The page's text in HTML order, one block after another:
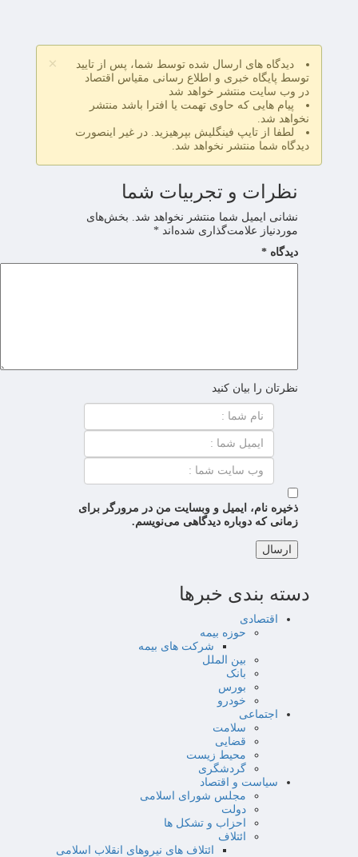
×
دیدگاه های ارسال شده توسط شما، پس از تایید
توسط پایگاه خبری و اطلاع رسانی مقیاس اقتصاد
در وب سایت منتشر خواهد شد
پیام هایی که حاوی تهمت یا افترا باشد منتشر
نخواهد شد.
لطفا از تایپ فینگلیش بپرهیزید. در غیر اینصورت
دیدگاه شما منتشر نخواهد شد.
نظرات و تجربیات شما
نشانی ایمیل شما منتشر نخواهد شد. بخش‌های
موردنیاز علامت‌گذاری شده‌اند *
دیدگاه *
نظرتان را بیان کنید
ذخیره نام، ایمیل و وبسایت من در مرورگر برای
زمانی که دوباره دیدگاهی می‌نویسم.
دسته بندی خبرها
اقتصادی
حوزه بیمه
شرکت های بیمه
بین الملل
بانک
بورس
خودرو
اجتماعی
سلامت
قضایی
محیط زیست
گردشگری
سیاست و اقتصاد
مجلس شورای اسلامی
دولت
احزاب و تشکل ها
ائتلاف
ائتلاف های نیروهای انقلاب اسلامی